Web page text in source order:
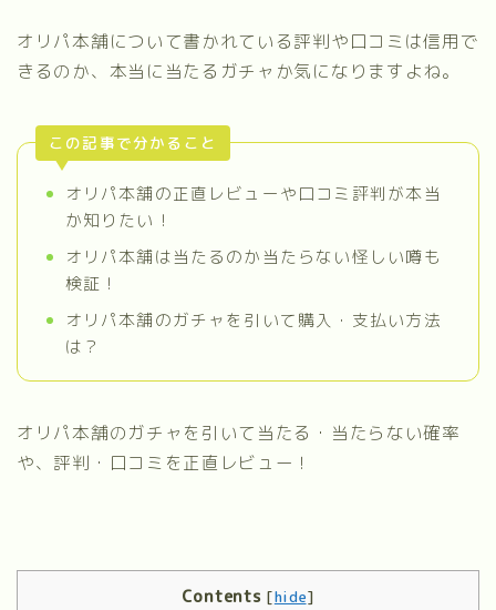
オリパ本舗について書かれている評判や口コミは信用で
きるのか、本当に当たるガチャか気になりますよね。
この記事で分かること
オリパ本舗の正直レビューや口コミ評判が本当
か知りたい！
オリパ本舗は当たるのか当たらない怪しい噂も
検証！
オリパ本舗のガチャを引いて購入・支払い方法
は？
オリパ本舗のガチャを引いて当たる・当たらない確率
や、評判・口コミを正直レビュー！
Contents [hide]